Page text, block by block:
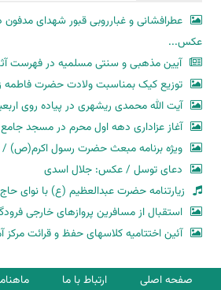
عطرافشانی و غبارروبی قبور شهدای
عکس...
آیین مذهبی و سنتی مسلمیه در فهرست
توزیع کیک بمناسبت ولادت حضرت
آیت الله محمدی ریشهری در پیاده روی
آغاز عزاداری دهه اول محرم در مسجد
ویژه برنامه مبعث حضرت رسول
دعای توسل / عکس: جلال اسدی
زیارتنامه حضرت عبدالعظیم (ع) با نوای
استقبال از مسافرین پروازهای خارجی
آئین اختتامیه کلاسهای حفظ و قرائت
صفحه اصلی ارتباط با ما